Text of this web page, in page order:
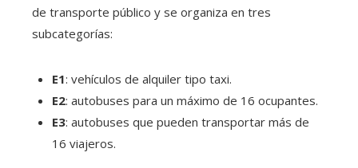
de transporte público y se organiza en tres
subcategorías:
E1: vehículos de alquiler tipo taxi.
E2: autobuses para un máximo de 16 ocupantes.
E3: autobuses que pueden transportar más de
16 viajeros.